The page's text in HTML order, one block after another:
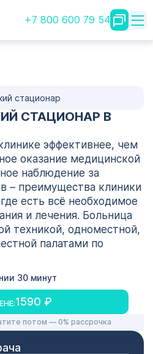
+7 800 600 79 54
стационар
СТАЦИОНАР В
эффективнее, чем
оказание медицинской
наблюдение за
– преимущества клиники
есть всё необходимое
и лечения. Больница
техникой, одноместной,
палатами по
1590 ₽
30 минут
потом — 0% рассрочка